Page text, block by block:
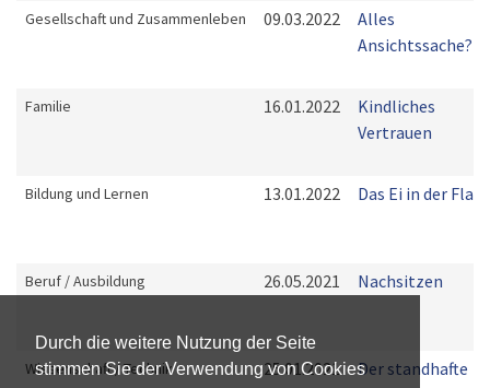
Durch die weitere Nutzung der Seite
stimmen Sie der Verwendung von Cookies
Gesellschaft und Zusammenleben 09.03.2022
Alles
Ansichtssache?!
Familie 16.01.2022
Kindliches
Vertrauen
Bildung und Lernen 13.01.2022 Das Ei in der
Beruf / Ausbildung 26.05.2021 Nachsitzen
Wissenschaft / Technik 25.01.2021
Der standhafte